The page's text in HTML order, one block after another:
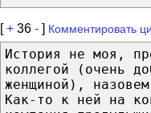
[+ 36 - ] Комментировать
История не моя,
коллегой (очень
женщиной),
Как-то к ней на